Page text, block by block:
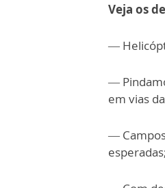
Veja os
—
—
em vias
—